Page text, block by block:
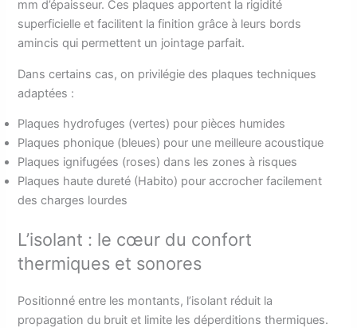
mm d’épaisseur. Ces plaques apportent la rigidité
superficielle et facilitent la finition grâce à leurs bords
amincis qui permettent un jointage parfait.
Dans certains cas, on privilégie des plaques techniques
adaptées :
Plaques hydrofuges (vertes) pour pièces humides
Plaques phonique (bleues) pour une meilleure acoustique
Plaques ignifugées (roses) dans les zones à risques
Plaques haute dureté (Habito) pour accrocher facilement
des charges lourdes
L’isolant : le cœur du confort
thermiques et sonores
Positionné entre les montants, l’isolant réduit la
propagation du bruit et limite les déperditions thermiques.